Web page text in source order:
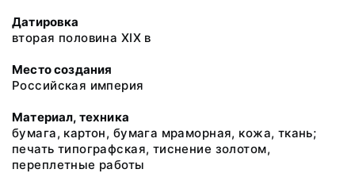
Датировка
вторая половина XIX в
Место создания
Российская империя
Материал, техника
бумага, картон, бумага мраморная, кожа, ткань;
печать типографская, тиснение золотом,
переплетные работы